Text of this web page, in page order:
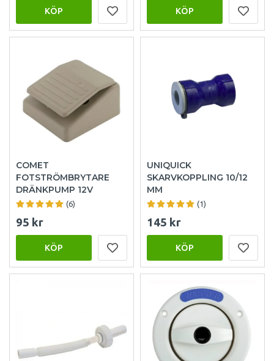
KÖP KÖP
COMET
FOTSTRÖMBRYTARE
DRÄNKPUMP 12V
(6)
95 kr
KÖP
UNIQUICK
SKARVKOPPLING 10/12
MM
(1)
145 kr
KÖP